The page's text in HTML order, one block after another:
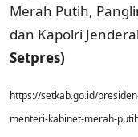
Merah Putih,
dan Kapolri
Setpres)
https://setkab.go.id/
menteri-kabinet-merah-